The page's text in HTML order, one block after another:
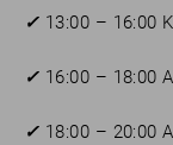
✓ 13:00 – 16:00
✓ 16:00 – 18:00
✓ 18:00 – 20:00